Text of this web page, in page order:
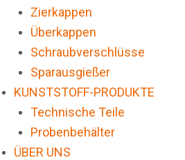
Zierkappen
Überkappen
Schraubverschlüsse
Sparausgießer
KUNSTSTOFF-PRODUKTE
Technische Teile
Probenbehälter
ÜBER UNS